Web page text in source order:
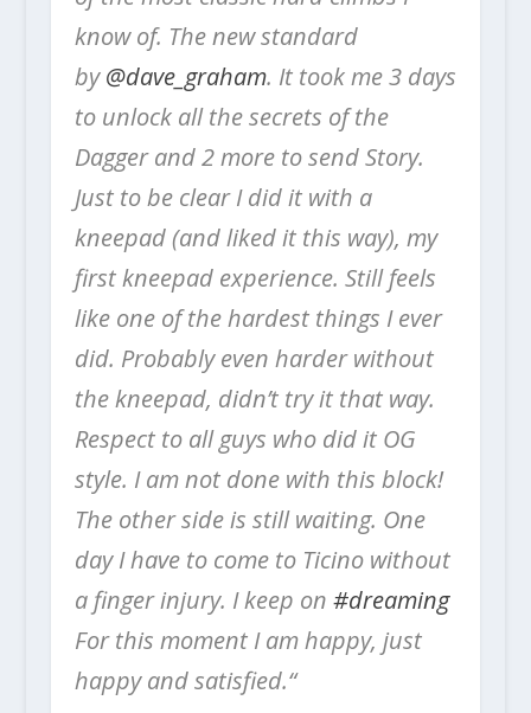
know of. The new standard
by@dave_graham. It took me 3 days
to unlock all the secrets of the
Dagger and 2 more to send Story.
Just to be clear I did it with a
kneepad (and liked it this way), my
first kneepad experience. Still feels
like one of the hardest things I ever
did. Probably even harder without
the kneepad, didn’t try it that way.
Respect to all guys who did it OG
style. I am not done with this block!
The other side is still waiting. One
day I have to come to Ticino without
a finger injury. I keep on #dreaming
For this moment I am happy, just
happy and satisfied.“